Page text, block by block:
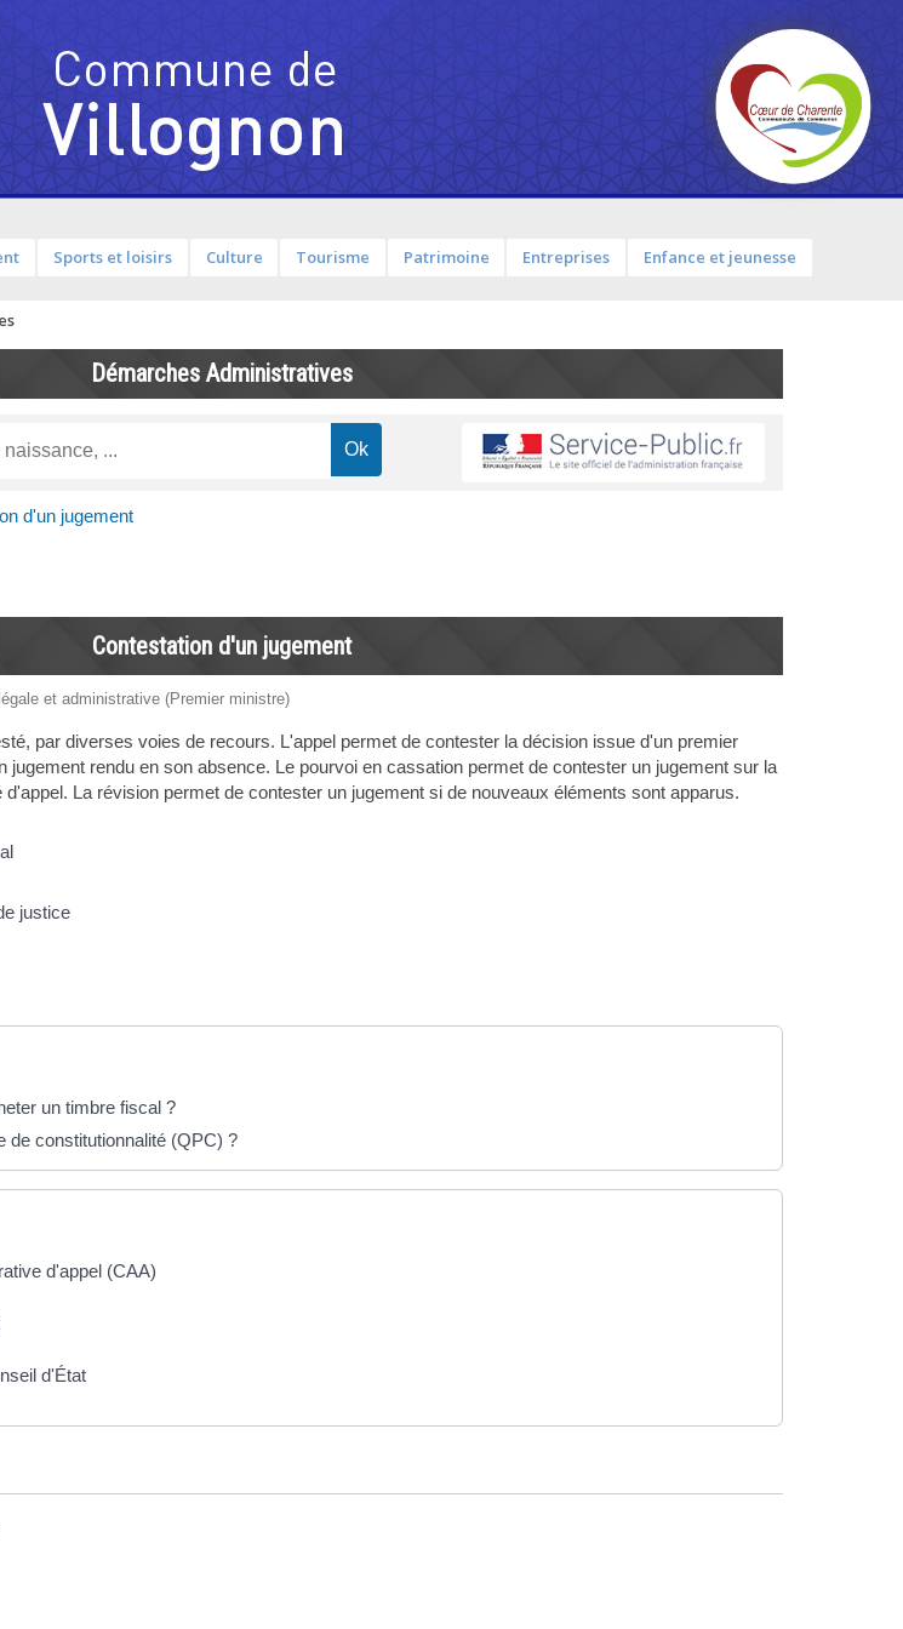
Sports et loisirs Culture Tourisme Patrimoine Entreprises Enfance et jeunesse
Démarches Administratives
d'un jugement
Contestation d'un jugement
et administrative (Premier ministre)
par diverses voies de recours. L'appel permet de contester la décision issue d'un premier
jugement rendu en son absence. Le pourvoi en cassation permet de contester un jugement sur la
La révision permet de contester un jugement si de nouveaux éléments sont apparus.
justice
un timbre fiscal ?
de constitutionnalité (QPC) ?
d'appel (CAA)
d'État